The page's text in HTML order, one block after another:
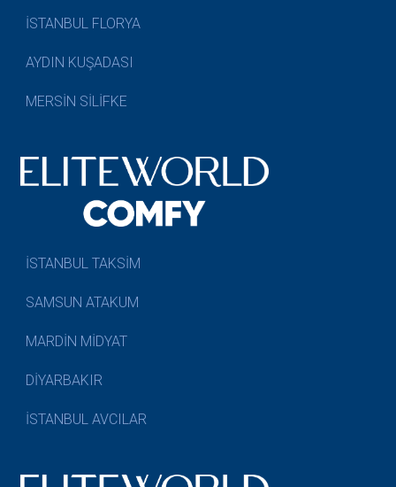
İSTANBUL FLORYA
AYDIN KUŞADASI
MERSİN SİLİFKE
İSTANBUL TAKSİM
SAMSUN ATAKUM
MARDİN MİDYAT
DİYARBAKIR
İSTANBUL AVCILAR